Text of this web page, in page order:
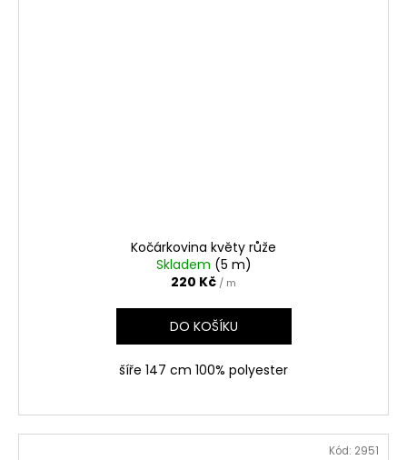
Kočárkovina květy růže
Skladem (5 m)
220 Kč / m
DO KOŠÍKU
šíře 147 cm 100% polyester
Kód: 2951